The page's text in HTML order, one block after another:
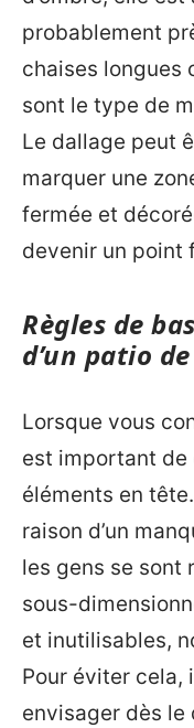
probablement
chaises longues
sont le type de
Le dallage peut
marquer une
fermée et
devenir un point
Règles de
d’un patio
Lorsque vous
est important de
éléments en
raison d’un
les gens se sont
sous-
et inutilisables,
Pour éviter cela,
envisager dès